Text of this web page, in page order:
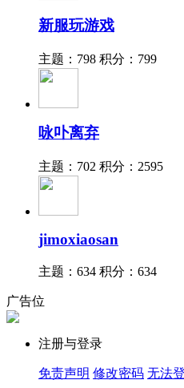
新服玩游戏
主题：798 积分：799
咏卟离弃
主题：702 积分：2595
jimoxiaosan
主题：634 积分：634
广告位
注册与登录
免责声明 修改密码 无法